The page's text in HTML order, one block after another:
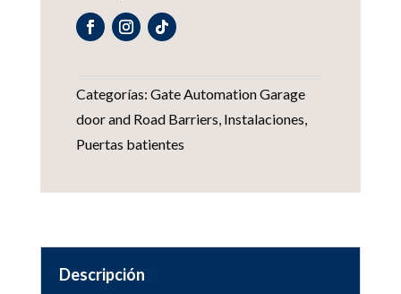
Categorías: Gate Automation Garage
door and Road Barriers, Instalaciones,
Puertas batientes
Descripción